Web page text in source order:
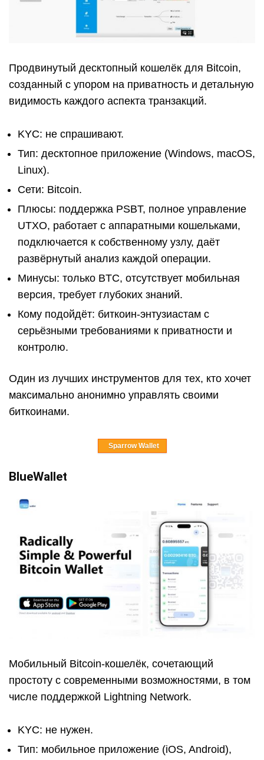
Продвинутый десктопный кошелёк для Bitcoin,
созданный с упором на приватность и детальную
видимость каждого аспекта транзакций.
KYC: не спрашивают.
Тип: десктопное приложение (Windows, macOS,
Linux).
Сети: Bitcoin.
Плюсы: поддержка PSBT, полное управление
UTXO, работает с аппаратными кошельками,
подключается к собственному узлу, даёт
развёрнутый анализ каждой операции.
Минусы: только BTC, отсутствует мобильная
версия, требует глубоких знаний.
Кому подойдёт: биткоин-энтузиастам с
серьёзными требованиями к приватности и
контролю.
Один из лучших инструментов для тех, кто хочет
максимально анонимно управлять своими
биткоинами.
Sparrow Wallet
BlueWallet
Мобильный Bitcoin-кошелёк, сочетающий
простоту с современными возможностями, в том
числе поддержкой Lightning Network.
KYC: не нужен.
Тип: мобильное приложение (iOS, Android),